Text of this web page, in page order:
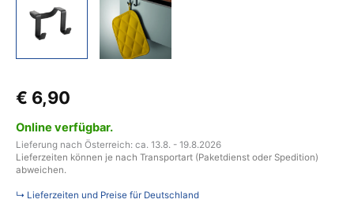
€ 6,90
Online verfügbar.
Lieferung nach Österreich: ca. 13.8. - 19.8.2026
Lieferzeiten können je nach Transportart (Paketdienst oder Spedition)
abweichen.
↳ Lieferzeiten und Preise für Deutschland